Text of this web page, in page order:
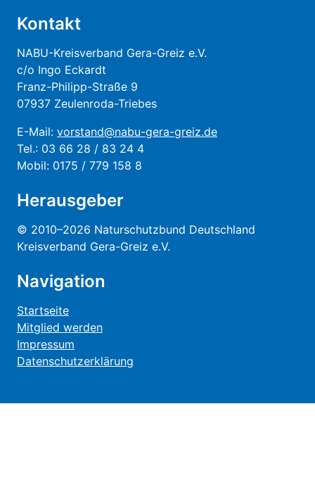
Kontakt
NABU-Kreisverband Gera-Greiz e.V.
c/o Ingo Eckardt
Franz-Philipp-Straße 9
07937 Zeulenroda-Triebes
E-Mail: vorstand@nabu-gera-greiz.de
Tel.: 03 66 28 / 83 24 4
Mobil: 0175 / 779 158 8
Herausgeber
© 2010–2026 Naturschutzbund Deutschland
Kreisverband Gera-Greiz e.V.
Navigation
Startseite
Mitglied werden
Impressum
Datenschutzerklärung